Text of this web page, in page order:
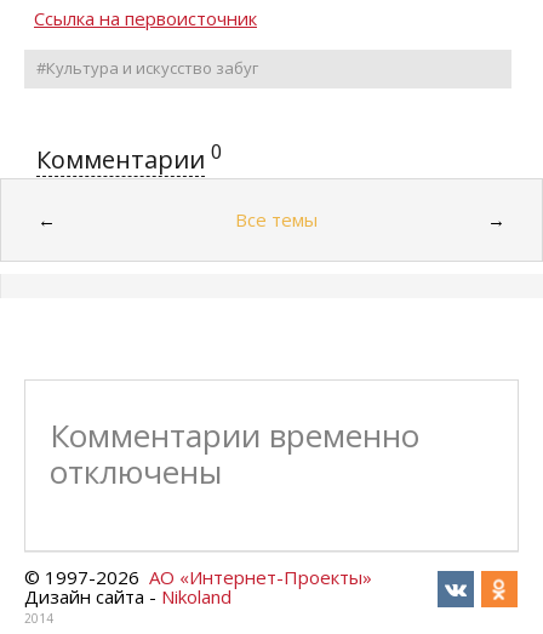
Ссылка на первоисточник
#Культура и искусство забуг
Комментарии 0
← Все темы →
Комментарии временно
отключены
© 1997-2026 АО «Интернет-Проекты»
Дизайн сайта - Nikoland
2014